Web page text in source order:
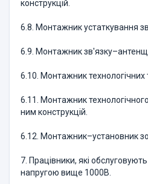
конструкцій.
6.8. Монтажник устаткування
6.9. Монтажник
6.10. Монтажник технологічних
6.11. Монтажник
ним конструкцій.
6.12. Монтажник–установник
7. Працівники, які
напругою вище 1000В.